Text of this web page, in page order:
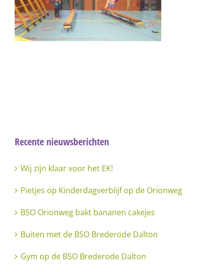
Recente nieuwsberichten
Wij zijn klaar voor het EK!
Pietjes op Kinderdagverblijf op de Orionweg
BSO Orionweg bakt bananen cakejes
Buiten met de BSO Brederode Dalton
Gym op de BSO Brederode Dalton